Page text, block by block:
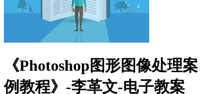
《Photoshop图形图像处理案
例教程》-李革文-电子教案